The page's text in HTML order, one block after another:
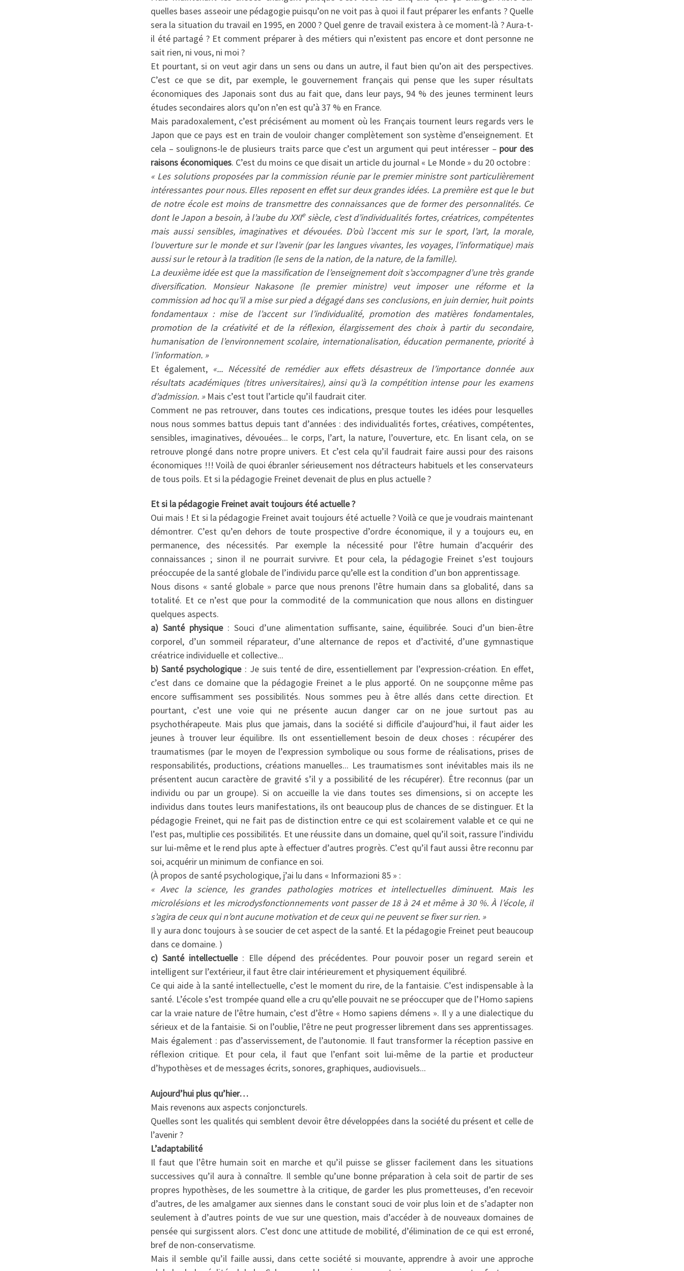
quelles bases asseoir une pédagogie puisqu’on ne voit pas à quoi il faut préparer les enfants ? Quelle
sera la situation du travail en 1995, en 2000 ? Quel genre de travail existera à ce moment-là ? Aura-t-
il été partagé ? Et comment préparer à des métiers qui n’existent pas encore et dont personne ne
sait rien, ni vous, ni moi ?
Et pourtant, si on veut agir dans un sens ou dans un autre, il faut bien qu’on ait des perspectives.
C’est ce que se dit, par exemple, le gouvernement français qui pense que les super résultats
économiques des Japonais sont dus au fait que, dans leur pays, 94 % des jeunes terminent leurs
études secondaires alors qu’on n’en est qu’à 37 % en France.
Mais paradoxalement, c’est précisément au moment où les Français tournent leurs regards vers le
Japon que ce pays est en train de vouloir changer complètement son système d’enseignement. Et
cela – soulignons-le de plusieurs traits parce que c’est un argument qui peut intéresser – pour des
raisons économiques. C’est du moins ce que disait un article du journal « Le Monde » du 20 octobre :
« Les solutions proposées par la commission réunie par le premier ministre sont particulièrement
intéressantes pour nous. Elles reposent en effet sur deux grandes idées. La première est que le but
de notre école est moins de transmettre des connaissances que de former des personnalités. Ce
dont le Japon a besoin, à l’aube du XXIesiècle, c’est d’individualités fortes, créatrices, compétentes
mais aussi sensibles, imaginatives et dévouées. D’où l’accent mis sur le sport, l’art, la morale,
l’ouverture sur le monde et sur l’avenir (par les langues vivantes, les voyages, l’informatique) mais
aussi sur le retour à la tradition (le sens de la nation, de la nature, de la famille).
La deuxième idée est que la massification de l’enseignement doit s’accompagner d’une très grande
diversification. Monsieur Nakasone (le premier ministre) veut imposer une réforme et la
commission ad hoc qu’il a mise sur pied a dégagé dans ses conclusions, en juin dernier, huit points
fondamentaux : mise de l’accent sur l’individualité, promotion des matières fondamentales,
promotion de la créativité et de la réflexion, élargissement des choix à partir du secondaire,
humanisation de l’environnement scolaire, internationalisation, éducation permanente, priorité à
l’information. »
Et également, «... Nécessité de remédier aux effets désastreux de l’importance donnée aux
résultats académiques (titres universitaires), ainsi qu’à la compétition intense pour les examens
d’admission. » Mais c’est tout l’article qu’il faudrait citer.
Comment ne pas retrouver, dans toutes ces indications, presque toutes les idées pour lesquelles
nous nous sommes battus depuis tant d’années : des individualités fortes, créatives, compétentes,
sensibles, imaginatives, dévouées... le corps, l’art, la nature, l’ouverture, etc. En lisant cela, on se
retrouve plongé dans notre propre univers. Et c’est cela qu’il faudrait faire aussi pour des raisons
économiques !!! Voilà de quoi ébranler sérieusement nos détracteurs habituels et les conservateurs
de tous poils. Et si la pédagogie Freinet devenait de plus en plus actuelle ?
Et si la pédagogie Freinet avait toujours été actuelle ?
Oui mais ! Et si la pédagogie Freinet avait toujours été actuelle ? Voilà ce que je voudrais maintenant
démontrer. C’est qu’en dehors de toute prospective d’ordre économique, il y a toujours eu, en
permanence, des nécessités. Par exemple la nécessité pour l’être humain d’acquérir des
connaissances ; sinon il ne pourrait survivre. Et pour cela, la pédagogie Freinet s’est toujours
préoccupée de la santé globale de l’individu parce qu’elle est la condition d’un bon apprentissage.
Nous disons « santé globale » parce que nous prenons l’être humain dans sa globalité, dans sa
totalité. Et ce n’est que pour la commodité de la communication que nous allons en distinguer
quelques aspects.
a) Santé physique: Souci d’une alimentation suffisante, saine, équilibrée. Souci d’un bien-être
corporel, d’un sommeil réparateur, d’une alternance de repos et d’activité, d’une gymnastique
créatrice individuelle et collective...
b) Santé psychologique: Je suis tenté de dire, essentiellement par l’expression-création. En effet,
c’est dans ce domaine que la pédagogie Freinet a le plus apporté. On ne soupçonne même pas
encore suffisamment ses possibilités. Nous sommes peu à être allés dans cette direction. Et
pourtant, c’est une voie qui ne présente aucun danger car on ne joue surtout pas au
psychothérapeute. Mais plus que jamais, dans la société si difficile d’aujourd’hui, il faut aider les
jeunes à trouver leur équilibre. Ils ont essentiellement besoin de deux choses : récupérer des
traumatismes (par le moyen de l’expression symbolique ou sous forme de réalisations, prises de
responsabilités, productions, créations manuelles... Les traumatismes sont inévitables mais ils ne
présentent aucun caractère de gravité s’il y a possibilité de les récupérer). Être reconnus (par un
individu ou par un groupe). Si on accueille la vie dans toutes ses dimensions, si on accepte les
individus dans toutes leurs manifestations, ils ont beaucoup plus de chances de se distinguer. Et la
pédagogie Freinet, qui ne fait pas de distinction entre ce qui est scolairement valable et ce qui ne
l’est pas, multiplie ces possibilités. Et une réussite dans un domaine, quel qu’il soit, rassure l’individu
sur lui-même et le rend plus apte à effectuer d’autres progrès. C’est qu’il faut aussi être reconnu par
soi, acquérir un minimum de confiance en soi.
(À propos de santé psychologique, j’ai lu dans « Informazioni 85 » :
« Avec la science, les grandes pathologies motrices et intellectuelles diminuent. Mais les
microlésions et les microdysfonctionnements vont passer de 18 à 24 et même à 30 %. À l’école, il
s’agira de ceux qui n’ont aucune motivation et de ceux qui ne peuvent se fixer sur rien. »
Il y aura donc toujours à se soucier de cet aspect de la santé. Et la pédagogie Freinet peut beaucoup
dans ce domaine. )
c) Santé intellectuelle: Elle dépend des précédentes. Pour pouvoir poser un regard serein et
intelligent sur l’extérieur, il faut être clair intérieurement et physiquement équilibré.
Ce qui aide à la santé intellectuelle, c’est le moment du rire, de la fantaisie. C’est indispensable à la
santé. L’école s’est trompée quand elle a cru qu’elle pouvait ne se préoccuper que de l’Homo sapiens
car la vraie nature de l’être humain, c’est d’être « Homo sapiens démens ». Il y a une dialectique du
sérieux et de la fantaisie. Si on l’oublie, l’être ne peut progresser librement dans ses apprentissages.
Mais également : pas d’asservissement, de l’autonomie. Il faut transformer la réception passive en
réflexion critique. Et pour cela, il faut que l’enfant soit lui-même de la partie et producteur
d’hypothèses et de messages écrits, sonores, graphiques, audiovisuels...
Aujourd’hui plus qu’hier…
Mais revenons aux aspects conjoncturels.
Quelles sont les qualités qui semblent devoir être développées dans la société du présent et celle de
l’avenir ?
L’adaptabilité
Il faut que l’être humain soit en marche et qu’il puisse se glisser facilement dans les situations
successives qu’il aura à connaître. Il semble qu’une bonne préparation à cela soit de partir de ses
propres hypothèses, de les soumettre à la critique, de garder les plus prometteuses, d’en recevoir
d’autres, de les amalgamer aux siennes dans le constant souci de voir plus loin et de s’adapter non
seulement à d’autres points de vue sur une question, mais d’accéder à de nouveaux domaines de
pensée qui surgissent alors. C’est donc une attitude de mobilité, d’élimination de ce qui est erroné,
bref de non-conservatisme.
Mais il semble qu’il faille aussi, dans cette société si mouvante, apprendre à avoir une approche